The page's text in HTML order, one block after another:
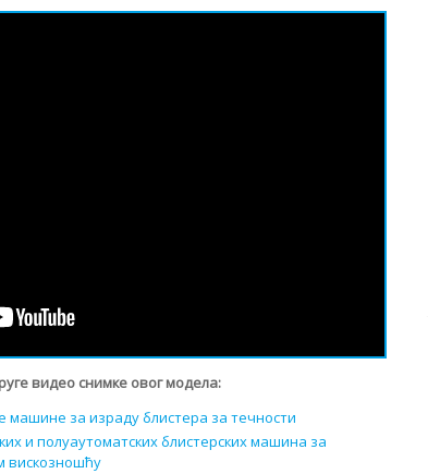
видео снимке овог модела:
машине за израду блистера за течности
и полуаутоматских блистерских машина за
вискозношћу